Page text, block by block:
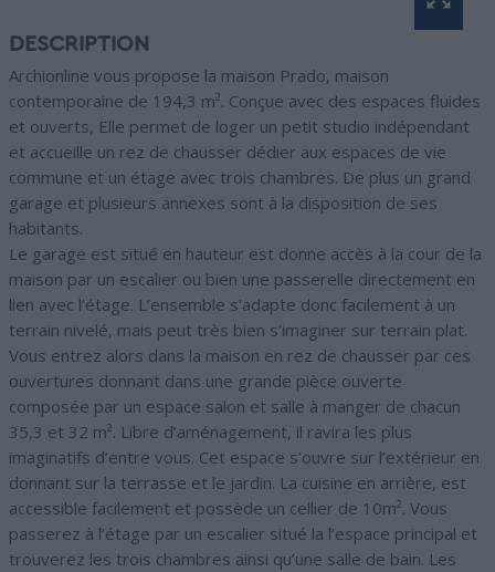
DESCRIPTION
Archionline vous propose la maison Prado, maison
contemporaine de 194,3 m². Conçue avec des espaces fluides
et ouverts, Elle permet de loger un petit studio indépendant
et accueille un rez de chausser dédier aux espaces de vie
commune et un étage avec trois chambres. De plus un grand
garage et plusieurs annexes sont à la disposition de ses
habitants.
Le garage est situé en hauteur est donne accès à la cour de la
maison par un escalier ou bien une passerelle directement en
lien avec l’étage. L’ensemble s’adapte donc facilement à un
terrain nivelé, mais peut très bien s’imaginer sur terrain plat.
Vous entrez alors dans la maison en rez de chausser par ces
ouvertures donnant dans une grande pièce ouverte
composée par un espace salon et salle à manger de chacun
35,3 et 32 m². Libre d’aménagement, il ravira les plus
imaginatifs d’entre vous. Cet espace s’ouvre sur l’extérieur en
donnant sur la terrasse et le jardin. La cuisine en arrière, est
accessible facilement et possède un cellier de 10m². Vous
passerez à l’étage par un escalier situé la l’espace principal et
trouverez les trois chambres ainsi qu’une salle de bain. Les